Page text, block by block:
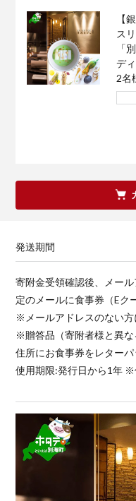
【
ス
「
デ
2名
発送期間
寄附金受領確認後、メー
定のメールに食事券（Eク
※メールアドレスのない方
※贈答品（寄附者様と異
住所にお食事券をレターパ
使用期限:発行日から1年